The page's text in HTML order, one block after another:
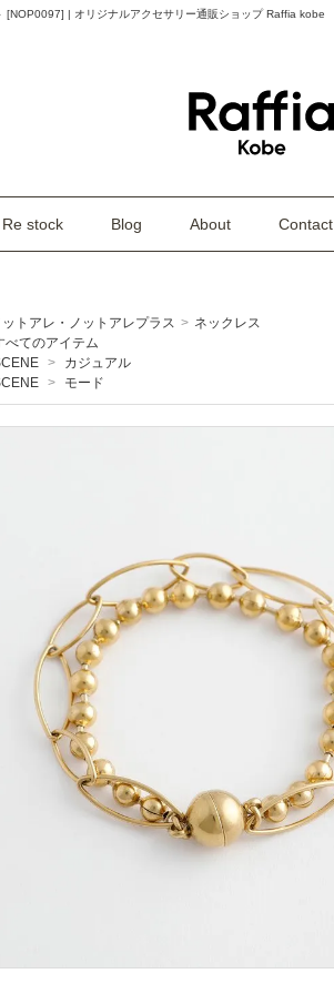
[NOP0097] | オリジナルアクセサリー通販ショップ Raffia kobe
Re stock Blog About Contact
ットアレ・ノットアレプラス > ネックレス
べてのアイテム
>
カジュアル
> モード